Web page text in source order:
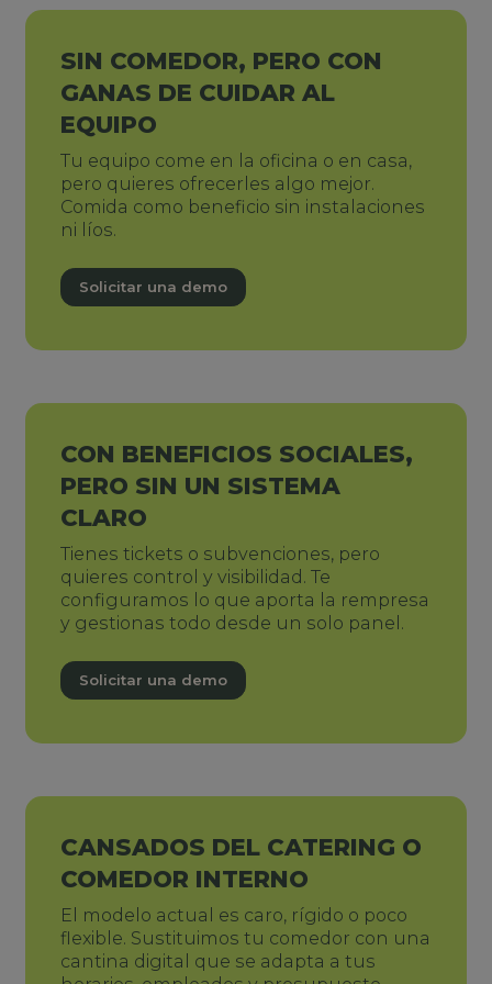
SIN COMEDOR, PERO CON
GANAS DE CUIDAR AL
EQUIPO
Tu equipo come en la oficina o en casa,
pero quieres ofrecerles algo mejor.
Comida como beneficio sin instalaciones
ni líos.
Solicitar una demo
CON BENEFICIOS SOCIALES,
PERO SIN UN SISTEMA
CLARO
Tienes tickets o subvenciones, pero
quieres control y visibilidad. Te
configuramos lo que aporta la rempresa
y gestionas todo desde un solo panel.
Solicitar una demo
CANSADOS DEL CATERING O
COMEDOR INTERNO
El modelo actual es caro, rígido o poco
flexible. Sustituimos tu comedor con una
cantina digital que se adapta a tus